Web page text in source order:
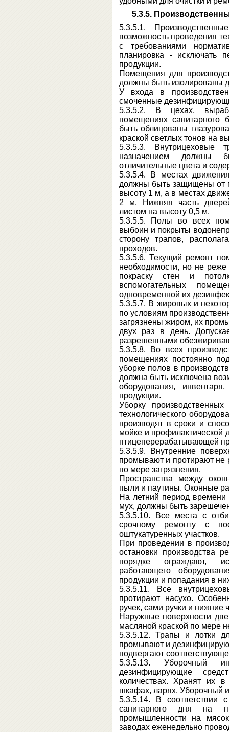
5.3.5.
5.3.5.1.
возможность проведения
с требованиями
планировка - исключать
продукции.
Помещения для
должны быть изолированы
У входа в
смоченные
5.3.5.2. В цехах,
помещениях санитарного
быть облицованы
краской светлых тонов на
5.3.5.3. Внутрицеховые
назначением должны
отличительные цвета и
5.3.5.4. В местах
должны быть защищены от
высоту 1 м, а в местах
2 м. Нижняя часть
листом на высоту 0,5 м.
5.3.5.5. Полы во всех
выбоин и покрыты
сторону трапов,
проходов.
5.3.5.6. Текущий ремонт
необходимости, но не
покраску стен и
вспомогательных
одновременной их
5.3.5.7. В жировых и
по условиям
загрязнены жиром, их
двух раз в день.
разрешенными
5.3.5.8. Во всех
помещениях постоянно
уборке полов в
должна быть исключена
оборудования,
продукции.
Уборку
технологического
производят в сроки и
мойке и профилактической
птицеперерабатывающей
5.3.5.9. Внутренние
промывают и протирают не
по мере загрязнения.
Пространства между
пыли и паутины. Оконные
На летний период
мух, должны быть
5.3.5.10. Все места с
срочному ремонту с
оштукатуренных участков.
При проведении в
остановки производства
порядке ограждают,
работающего
продукции и попадания в
5.3.5.11. Все
протирают насухо.
ручек, сами ручки и нижние
Наружные поверхности
масляной краской по мере
5.3.5.12. Трапы и лотки
промывают и
подвергают
5.3.5.13. Уборочный
дезинфицирующие
количествах. Хранят их
шкафах, ларях. Уборочный
5.3.5.14. В соответствии
санитарного дня на
промышленности на
заводах еженедельно